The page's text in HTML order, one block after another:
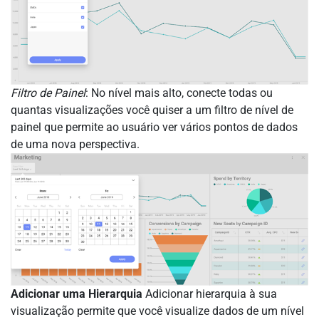
Filtro de Painel: No nível mais alto, conecte todas ou
quantas visualizações você quiser a um filtro de nível de
painel que permite ao usuário ver vários pontos de dados
de uma nova perspectiva.
Adicionar uma Hierarquia Adicionar hierarquia à sua
visualização permite que você visualize dados de um nível